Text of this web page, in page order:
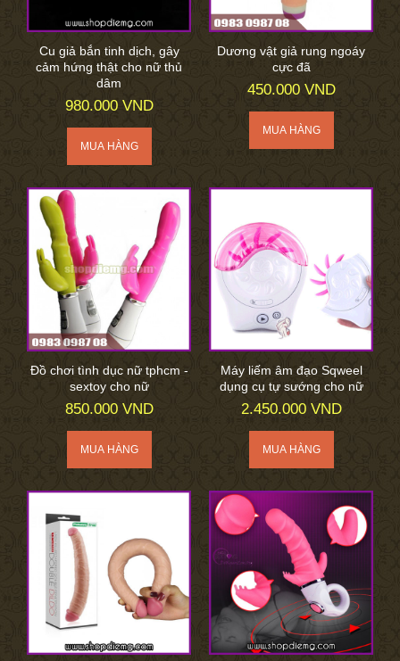
Cu giả bắn tinh dịch, gây
cảm hứng thật cho nữ thủ
dâm
980.000 VND
Dương vật giả rung ngoáy
cực đã
450.000 VND
Đồ chơi tình dục nữ tphcm -
sextoy cho nữ
850.000 VND
Máy liếm âm đạo Sqweel
dụng cụ tự sướng cho nữ
2.450.000 VND